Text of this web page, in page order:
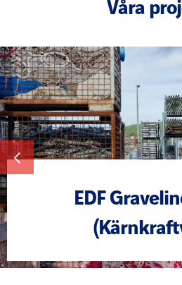
Search
for:
EDF